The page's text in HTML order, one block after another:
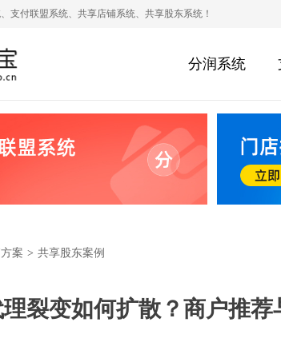
支付联盟系统、共享店铺系统、共享股东系统！
分润系统
案 > 共享股东案例
裂变如何扩散？商户推